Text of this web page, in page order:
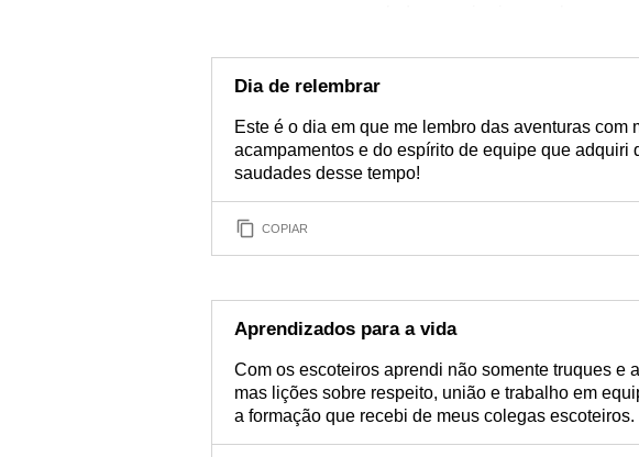
lado as mais sinceras
Dia de relembrar
Este é o dia em que me lembro das aventuras com
acampamentos e do espírito de equipe que adquiri
saudades desse tempo!
COPIAR
Aprendizados para a vida
Com os escoteiros aprendi não somente truques e
mas lições sobre respeito, união e trabalho em
a formação que recebi de meus colegas escoteiros.